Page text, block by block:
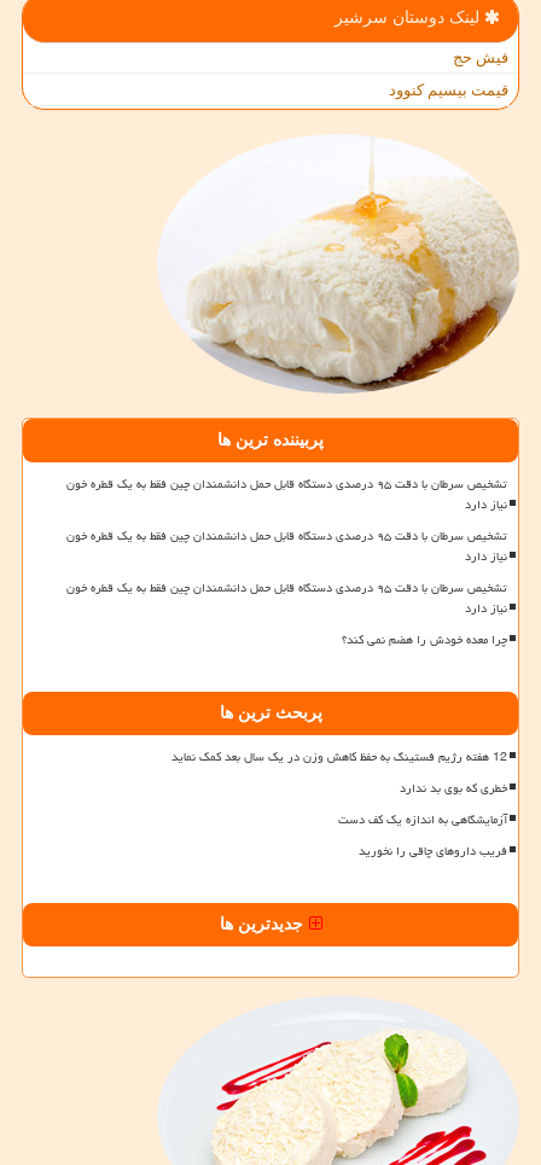
لینک دوستان سرشیر
فیش حج
قیمت بیسیم کنوود
پربیننده ترین ها
تشخیص سرطان با دقت ۹۵ درصدی دستگاه قابل حمل دانشمندان چین فقط به یک قطره خون
نیاز دارد
تشخیص سرطان با دقت ۹۵ درصدی دستگاه قابل حمل دانشمندان چین فقط به یک قطره خون
نیاز دارد
تشخیص سرطان با دقت ۹۵ درصدی دستگاه قابل حمل دانشمندان چین فقط به یک قطره خون
نیاز دارد
چرا معده خودش را هضم نمی کند؟
پربحث ترین ها
12 هفته رژیم فستینگ به حفظ کاهش وزن در یک سال بعد کمک نماید
خطری که بوی بد ندارد
آزمایشگاهی به اندازه یک کف دست
فریب داروهای چاقی را نخورید
جدیدترین ها